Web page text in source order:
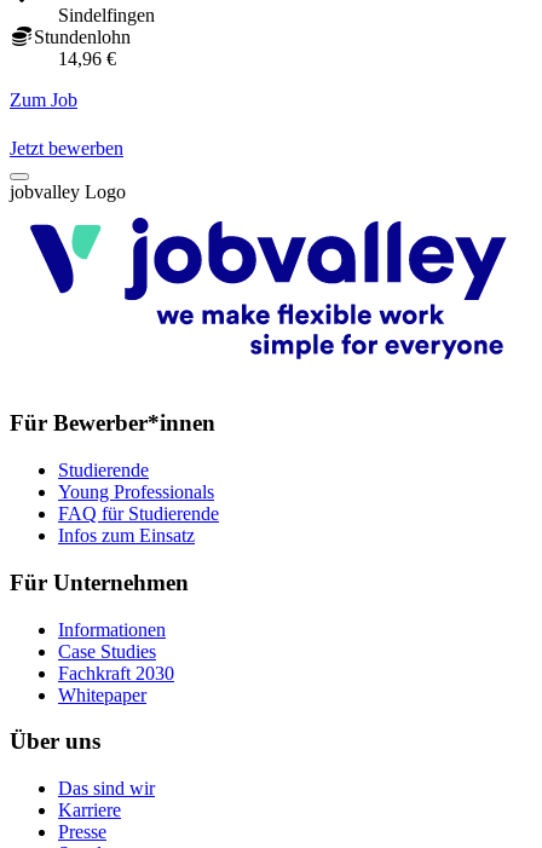
Sindelfingen
Stundenlohn
14,96 €
Zum Job
Jetzt bewerben
jobvalley Logo
Für Bewerber*innen
Studierende
Young Professionals
FAQ für Studierende
Infos zum Einsatz
Für Unternehmen
Informationen
Case Studies
Fachkraft 2030
Whitepaper
Über uns
Das sind wir
Karriere
Presse